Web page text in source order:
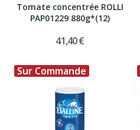
Tomate concentrée ROLLI
PAP01229 880g*(12)
41,40 €
Sur Commande